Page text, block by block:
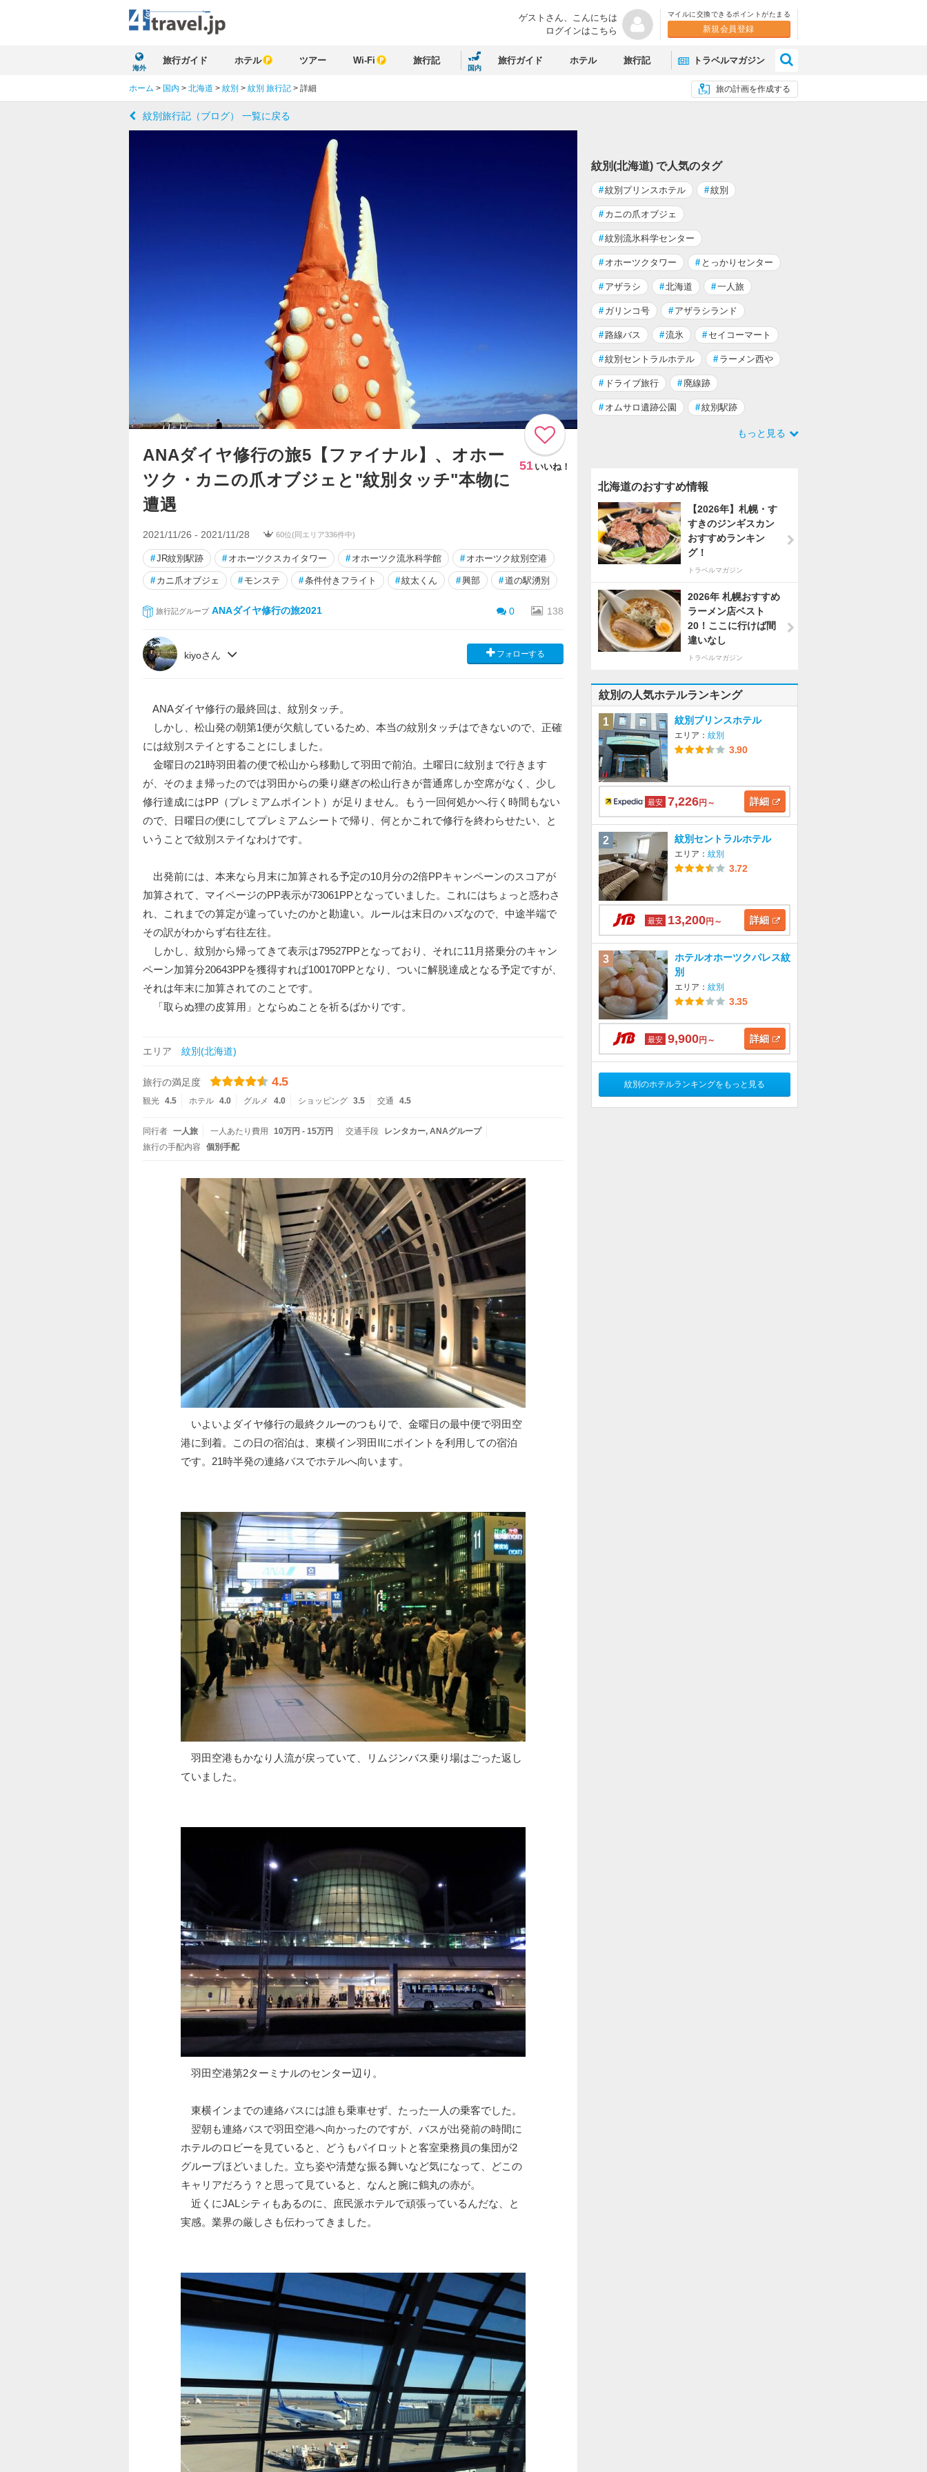
ゲストさん、 こんにちは
ログインはこちら
マイルに交換できるポイントがたまる
新規会員登録
海外
旅行ガイド ホテル ツアー Wi-Fi 旅行記
国内
旅行ガイド ホテル 旅行記 トラベルマガジン
旅の計画を作成する
ホーム > 国内 > 北海道 > 紋別 > 紋別 旅行記 > 詳細
紋別旅行記（ブログ） 一覧に戻る
ANAダイヤ修行の旅5【ファイナル】、オホー
ツク・カニの爪オブジェと"紋別タッチ"本物に
遭遇
51 いいね！
2021/11/26 - 2021/11/28 60位(同エリア336件中)
#JR紋別駅跡 # オホーツクスカイタワー # オホーツク流氷科学館 # オホーツク紋別空港
# カニ爪オブジェ # モンステ #条件付きフライト #紋太くん #興部 #道の駅湧別
旅行記グループ ANAダイヤ修行の旅2021 0 138
kiyoさん フォローする
ANAダイヤ修行の最終回は、紋別タッチ。
しかし、松山発の朝第1便が欠航しているため、本当の紋別タッチはできないので、正確
には紋別ステイとすることにしました。
金曜日の21時羽田着の便で松山から移動して羽田で前泊。土曜日に紋別まで行きます
が、そのまま帰ったのでは羽田からの乗り継ぎの松山行きが普通席しか空席がなく、少し
修行達成にはPP（プレミアムポイント）が足りません。もう一回何処かへ行く時間もない
ので、日曜日の便にしてプレミアムシートで帰り、何とかこれで修行を終わらせたい、と
いうことで紋別ステイなわけです。
出発前には、本来なら月末に加算される予定の10月分の2倍PPキャンペーンのスコアが
加算されて、マイページのPP表示が73061PPとなっていました。これにはちょっと惑わさ
れ、これまでの算定が違っていたのかと勘違い。ルールは末日のハズなので、中途半端で
その訳がわからず右往左往。
しかし、紋別から帰ってきて表示は79527PPとなっており、それに11月搭乗分のキャン
ペーン加算分20643PPを獲得すれば100170PPとなり、ついに解脱達成となる予定ですが、
それは年末に加算されてのことです。
「取らぬ狸の皮算用」とならぬことを祈るばかりです。
エリア 紋別(北海道)
旅行の満足度 4.5
観光 4.5 ホテル 4.0 グルメ 4.0 ショッピング 3.5 交通 4.5
同行者 一人旅 一人あたり費用 10万円 - 15万円 交通手段 レンタカー ANAグループ
旅行の手配内容
個別手配
いよいよダイヤ修行の最終クルーのつもりで、金曜日の最中便で羽田空
港に到着。この日の宿泊は、東横イン羽田Ⅱにポイントを利用しての宿泊
です。21時半発の連絡バスでホテルへ向います。
羽田空港もかなり人流が戻っていて、リムジンバス乗り場はごった返し
ていました。
羽田空港第2ターミナルのセンター辺り。
東横インまでの連絡バスには誰も乗車せず、たった一人の乗客でした。
翌朝も連絡バスで羽田空港へ向かったのですが、バスが出発前の時間に
ホテルのロビーを見ていると、どうもパイロットと客室乗務員の集団が2
グループほどいました。立ち姿や清楚な振る舞いなど気になって、どこの
キャリアだろう？と思って見ていると、なんと腕に鶴丸の赤が。
近くにJALシティもあるのに、庶民派ホテルで頑張っているんだな、と
実感。業界の厳しさも伝わってきました。
紋別(北海道) で人気のタグ
#紋別プリンスホテル #紋別
# カニの爪オブジェ
#紋別流氷科学センター
# オホーツクタワー # とっかりセンター
# アザラシ #北海道 #一人旅
# ガリンコ号 # アザラシランド
# 路線バス #流氷 # セイコーマート
#紋別セントラルホテル # ラーメン西や
# ドライブ旅行 # 廃線跡
# オムサロ遺跡公園 #紋別駅跡
もっと見る
北海道のおすすめ情報
【2026年】札幌・す
すきのジンギスカン
おすすめランキン
グ！
トラベルマガジン
2026年 札幌おすすめ
ラーメン店ベスト
20！ここに行けば間
違いなし
トラベルマガジン
紋別の人気ホテルランキング
1 紋別プリンスホテル
エリア： 紋別
3.90
最安 7,226円～ 詳細
2 紋別セントラルホテル
エリア： 紋別
3.72
最安 13,200円～ 詳細
3
ホテルオホーツクパレス紋
別
エリア： 紋別
3.35
最安 9,900円～ 詳細
紋別のホテルランキングをもっと見る